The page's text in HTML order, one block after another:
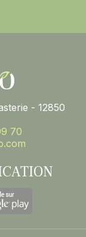
- 12850
70